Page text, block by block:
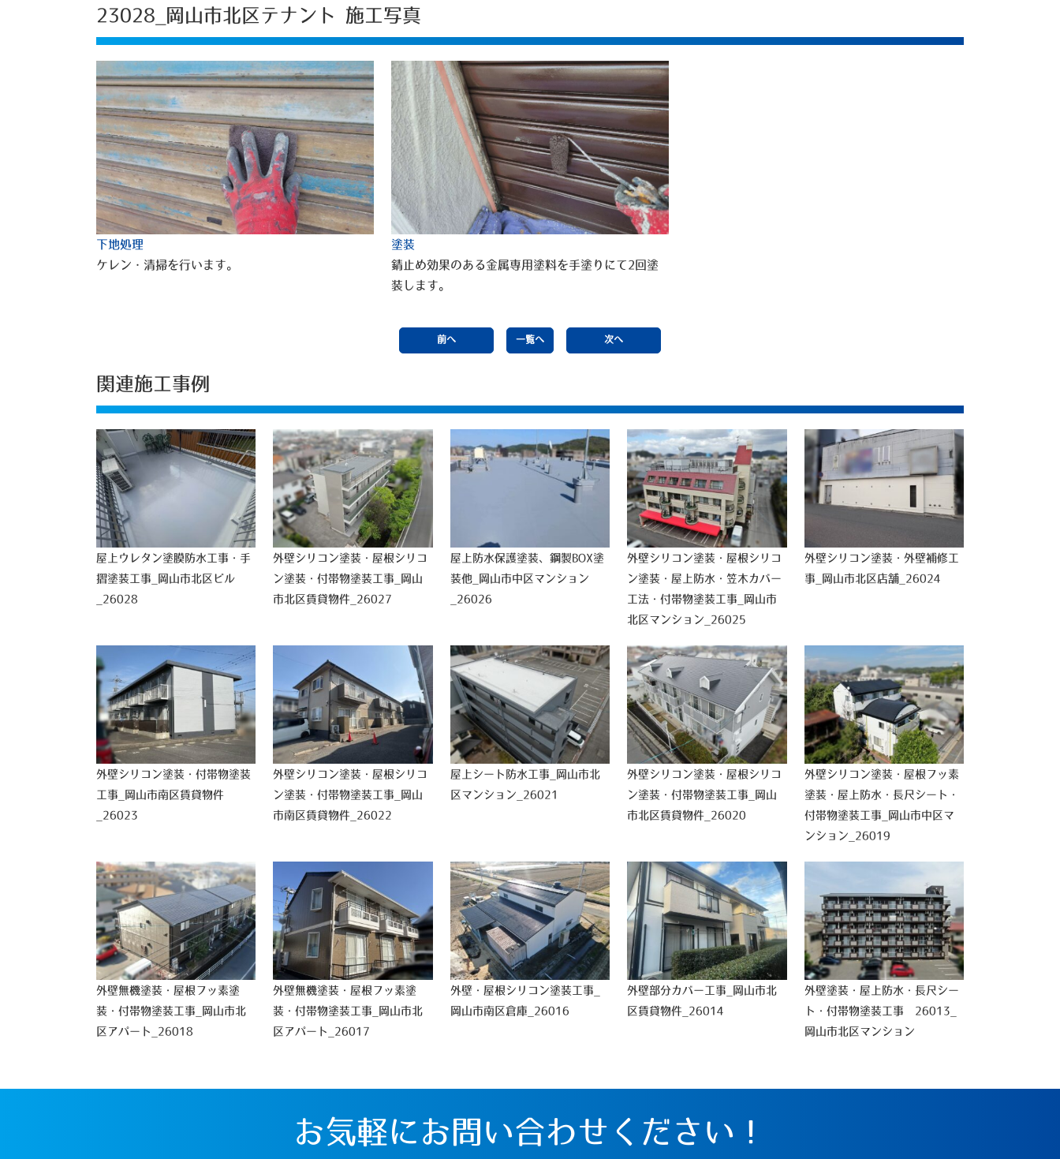
23028_岡山市北区テナント 施工写真
下地処理
ケレン・清掃を行います。
塗装
錆止め効果のある金属専用塗料を手塗りにて2回塗
装します。
前へ 一覧へ 次へ
関連施工事例
屋上ウレタン塗膜防水工事・手
摺塗装工事_岡山市北区ビル
_26028
外壁シリコン塗装・屋根シリコ
ン塗装・付帯物塗装工事_岡山
市北区賃貸物件_26027
屋上防水保護塗装、鋼製BOX塗
装他_岡山市中区マンション
_26026
外壁シリコン塗装・屋根シリコ
ン塗装・屋上防水・笠木カバー
工法・付帯物塗装工事_岡山市
北区マンション_26025
外壁シリコン塗装・外壁補修工
事_岡山市北区店舗_26024
外壁シリコン塗装・付帯物塗装
工事_岡山市南区賃貸物件
_26023
外壁シリコン塗装・屋根シリコ
ン塗装・付帯物塗装工事_岡山
市南区賃貸物件_26022
屋上シート防水工事_岡山市北
区マンション_26021
外壁シリコン塗装・屋根シリコ
ン塗装・付帯物塗装工事_岡山
市北区賃貸物件_26020
外壁シリコン塗装・屋根フッ素
塗装・屋上防水・長尺シート・
付帯物塗装工事_岡山市中区マ
ンション_26019
外壁無機塗装・屋根フッ素塗
装・付帯物塗装工事_岡山市北
区アパート_26018
外壁無機塗装・屋根フッ素塗
装・付帯物塗装工事_岡山市北
区アパート_26017
外壁・屋根シリコン塗装工事_
岡山市南区倉庫_26016
外壁部分カバー工事_岡山市北
区賃貸物件_26014
外壁塗装・屋上防水・長尺シー
ト・付帯物塗装工事 26013_
岡山市北区マンション
お気軽にお問い合わせください！